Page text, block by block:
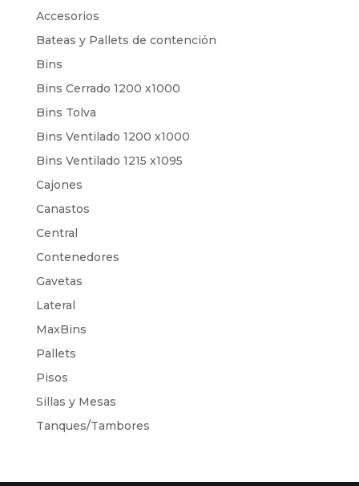
Accesorios
Bateas y Pallets de contención
Bins
Bins Cerrado 1200 x1000
Bins Tolva
Bins Ventilado 1200 x1000
Bins Ventilado 1215 x1095
Cajones
Canastos
Central
Contenedores
Gavetas
Lateral
MaxBins
Pallets
Pisos
Sillas y Mesas
Tanques/Tambores